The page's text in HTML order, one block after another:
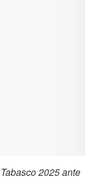
2025 ante